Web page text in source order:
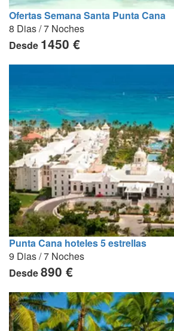
Ofertas Semana Santa Punta Cana
8 Dias / 7 Noches
Desde 1450 €
Punta Cana hoteles 5 estrellas
9 Dias / 7 Noches
Desde890 €